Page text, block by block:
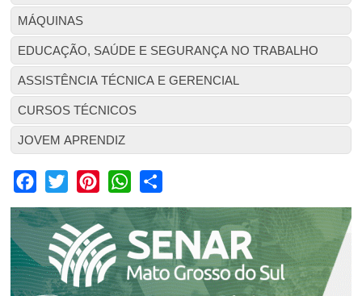
MÁQUINAS
EDUCAÇÃO, SAÚDE E SEGURANÇA NO TRABALHO
ASSISTÊNCIA TÉCNICA E GERENCIAL
CURSOS TÉCNICOS
JOVEM APRENDIZ
Facebook
Twitter PinterestWhatsApp